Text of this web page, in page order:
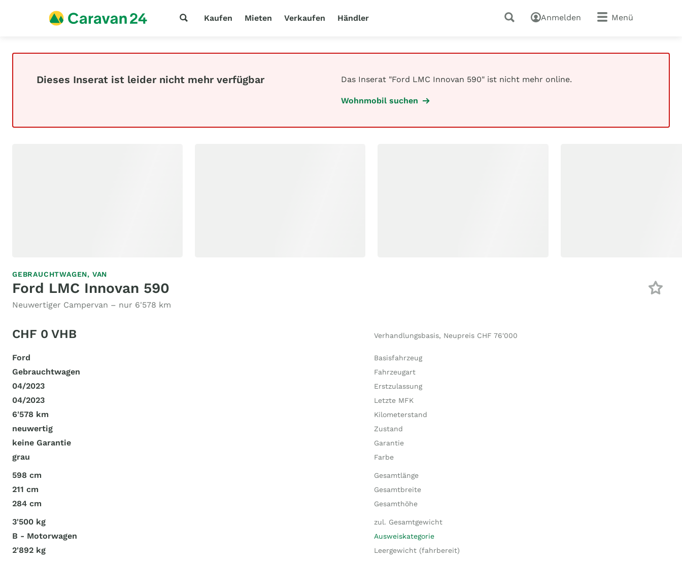
Kaufen Mieten Verkaufen Händler Anmelden Menü
Dieses Inserat ist leider nicht mehr verfügbar Das Inserat "Ford LMC Innovan 590" ist nicht mehr online.
Wohnmobil suchen
GEBRAUCHTWAGEN, VAN
Ford LMC Innovan 590
Neuwertiger Campervan – nur 6'578 km
CHF 0 VHB Verhandlungsbasis, Neupreis CHF 76'000
Ford Basisfahrzeug
Gebrauchtwagen Fahrzeugart
04/2023 Erstzulassung
04/2023 Letzte MFK
6'578 km Kilometerstand
neuwertig Zustand
keine Garantie Garantie
grau Farbe
598 cm Gesamtlänge
211 cm Gesamtbreite
284 cm Gesamthöhe
3'500 kg zul. Gesamtgewicht
B - Motorwagen Ausweiskategorie
2'892 kg Leergewicht (fahrbereit)